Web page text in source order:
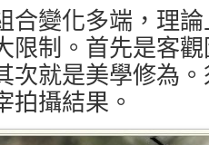
合變化多端，理
限制。首先是客
次就是美學修為
拍攝結果。